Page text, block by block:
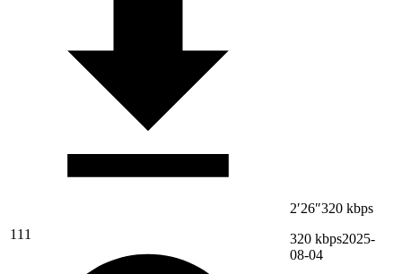
111
2′26″320 kbps
320 kbps2025-
08-04